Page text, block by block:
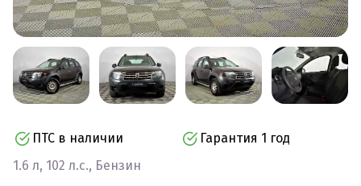
ПТС в наличии
Гарантия 1 год
1.6 л, 102 л.с., Бензин